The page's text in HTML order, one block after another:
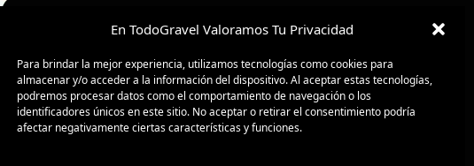
En TodoGravel Valoramos Tu Privacidad
Para brindar la mejor experiencia, utilizamos tecnologías como cookies para
almacenar y/o acceder a la información del dispositivo. Al aceptar estas tecnologías,
podremos procesar datos como el comportamiento de navegación o los
identificadores únicos en este sitio. No aceptar o retirar el consentimiento podría
afectar negativamente ciertas características y funciones.